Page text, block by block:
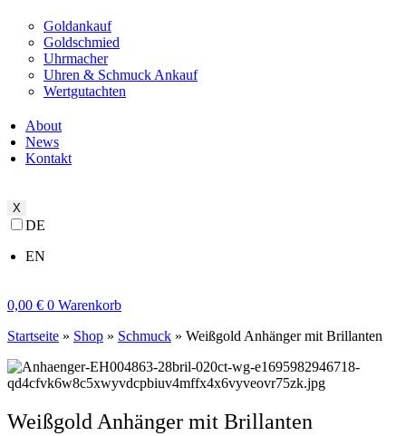
Goldankauf
Goldschmied
Uhrmacher
Uhren & Schmuck Ankauf
Wertgutachten
About
News
Kontakt
X
DE
EN
0,00 € 0 Warenkorb
Startseite » Shop » Schmuck » Weißgold Anhänger mit Brillanten
Weißgold Anhänger mit Brillanten